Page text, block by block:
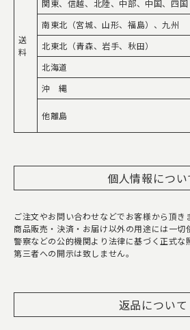
送
料
関東、信越、北陸、中部、中国、四国
南東北（宮城、山形、福島）、九州
北東北（青森、岩手、秋田）
北海道
沖 縄
他離島
個人情報につい
ご注文やお問い合わせなどでお客様から頂
商品販売・決済・お届け以外の用途には一切
警察などの公的機関より法律に基づく正式な
第三者への開示は致しません。
返品について